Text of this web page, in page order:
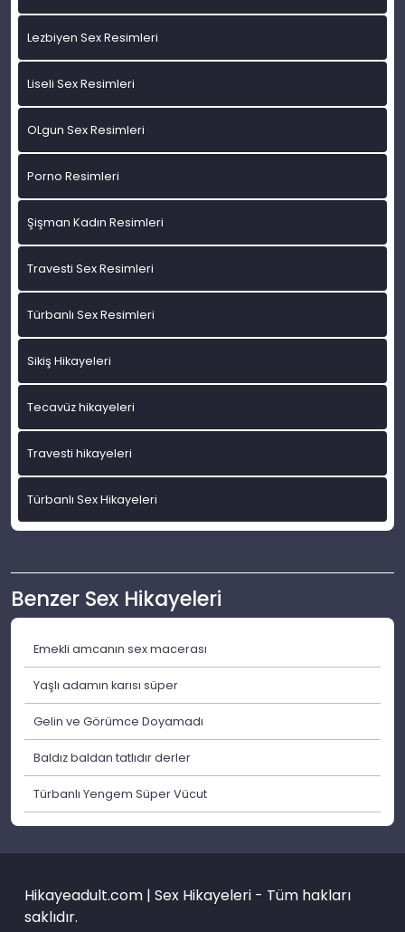
Lezbiyen Sex Resimleri
Liseli Sex Resimleri
OLgun Sex Resimleri
Porno Resimleri
Şişman Kadın Resimleri
Travesti Sex Resimleri
Türbanlı Sex Resimleri
Sikiş Hikayeleri
Tecavüz hikayeleri
Travesti hikayeleri
Türbanlı Sex Hikayeleri
Benzer Sex Hikayeleri
Emekli amcanın sex macerası
Yaşlı adamın karısı süper
Gelin ve Görümce Doyamadı
Baldız baldan tatlıdır derler
Türbanlı Yengem Süper Vücut
Hikayeadult.com | Sex Hikayeleri - Tüm hakları
saklıdır.